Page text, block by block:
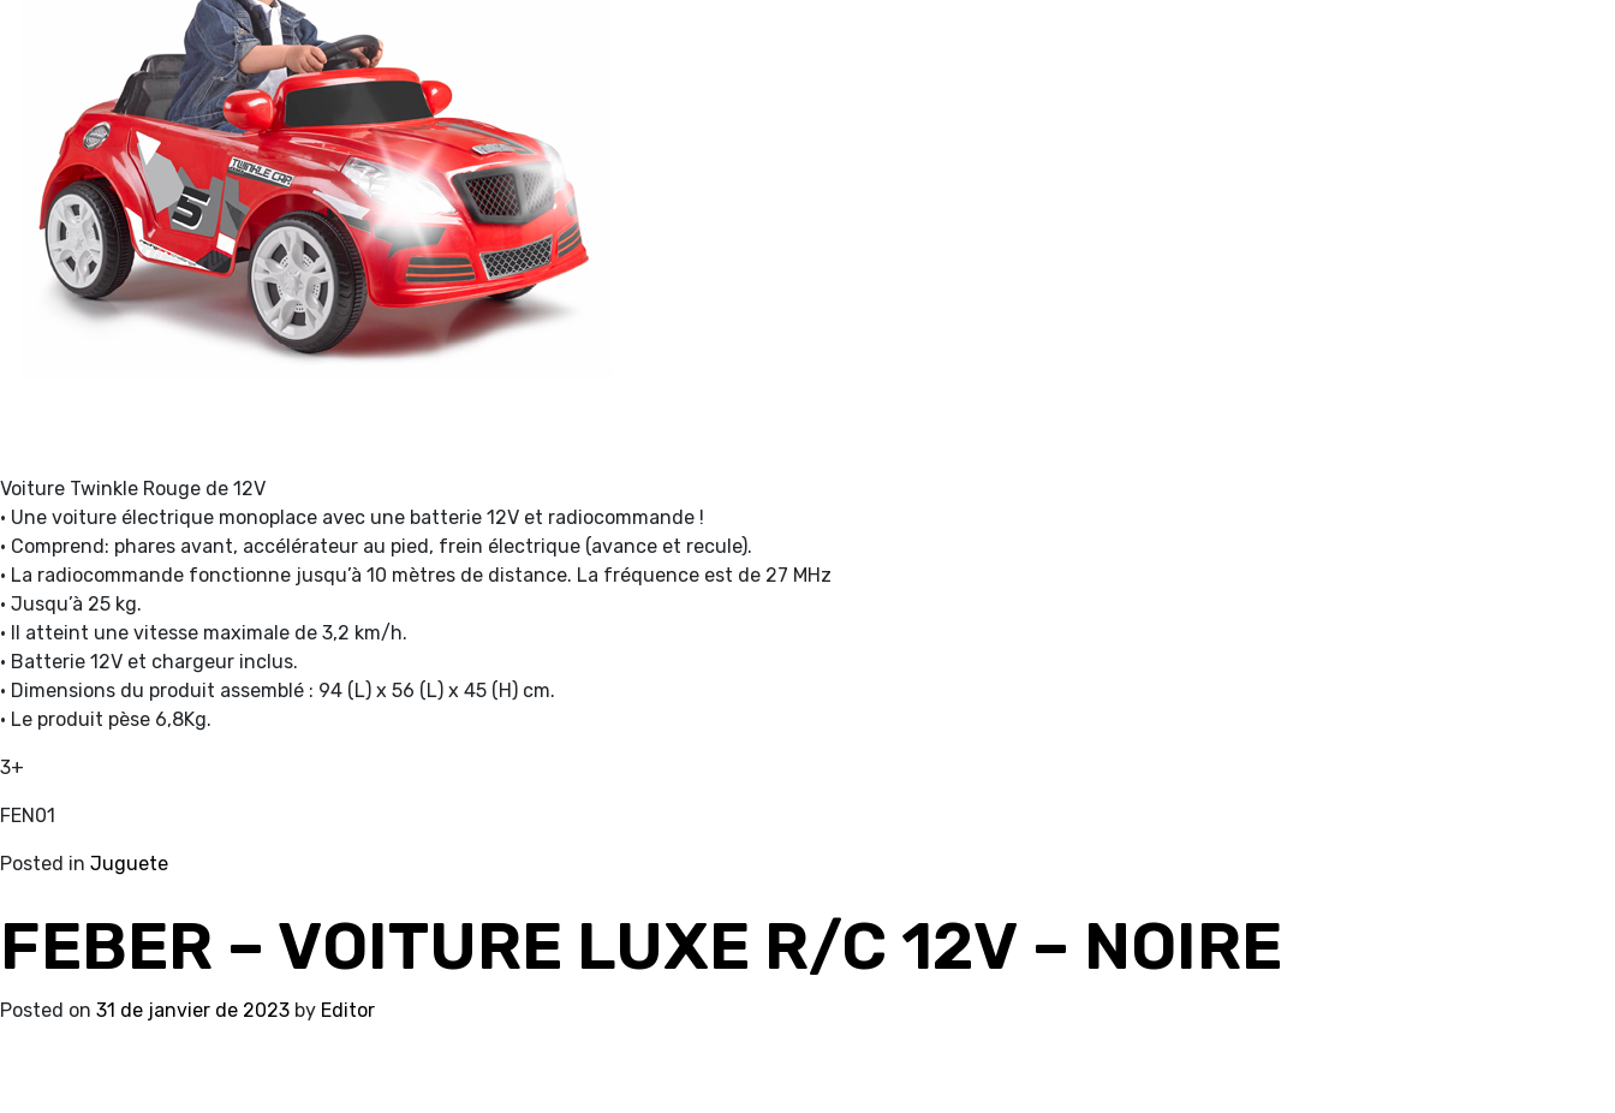
Voiture Twinkle Rouge de 12V
• Une voiture électrique monoplace avec une batterie 12V et radiocommande !
• Comprend: phares avant, accélérateur au pied, frein électrique (avance et recule).
• La radiocommande fonctionne jusqu’à 10 mètres de distance. La fréquence est de 27 MHz
• Jusqu’à 25 kg.
• Il atteint une vitesse maximale de 3,2 km/h.
• Batterie 12V et chargeur inclus.
• Dimensions du produit assemblé : 94 (L) x 56 (L) x 45 (H) cm.
• Le produit pèse 6,8Kg.
3+
FEN01
Posted in Juguete
FEBER – VOITURE LUXE R/C 12V – NOIRE
Posted on 31 de janvier de 2023 by Editor